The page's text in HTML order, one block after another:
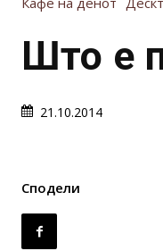
Што е
21.10.2014
Сподели